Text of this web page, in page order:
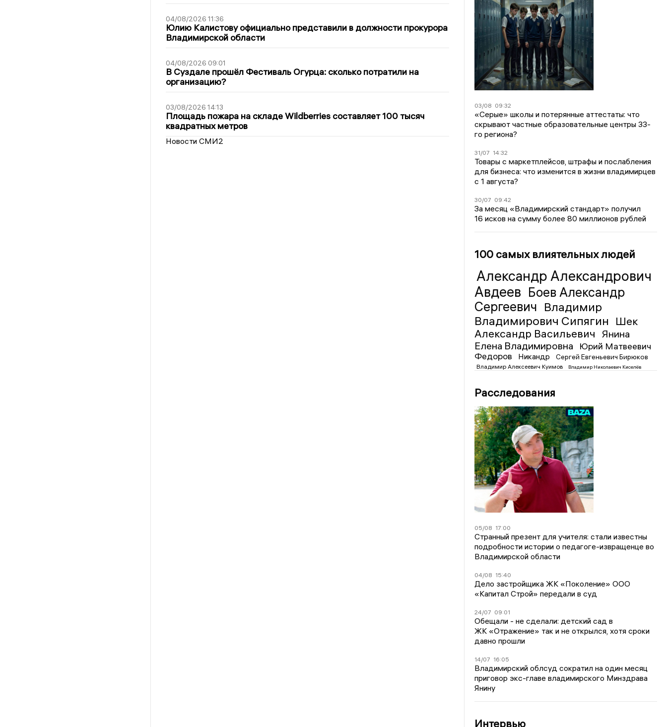
04/08/2026 11:36
Юлию Калистову официально представили в должности прокурора
Владимирской области
04/08/2026 09:01
В Суздале прошёл Фестиваль Огурца: сколько потратили на
организацию?
03/08/2026 14:13
Площадь пожара на складе Wildberries составляет 100 тысяч
квадратных метров
Новости СМИ2
03/08 09:32
«Серые» школы и потерянные аттестаты: что
скрывают частные образовательные центры 33-
го региона?
31/07 14:32
Товары с маркетплейсов, штрафы и послабления
для бизнеса: что изменится в жизни владимирцев
с 1 августа?
30/07 09:42
За месяц «Владимирский стандарт» получил
16 исков на сумму более 80 миллионов рублей
100 самых влиятельных людей
Александр Александрович
Авдеев Боев Александр
Сергеевич Владимир
Владимирович Сипягин Шек
Александр Васильевич
Янина
Елена Владимировна
Юрий Матвеевич
Федоров
Никандр Сергей Евгеньевич Бирюков
Владимир Алексеевич Куимов Владимир Николаевич Киселёв
Расследования
05/08 17:00
Странный презент для учителя: стали известны
подробности истории о педагоге-извращенце во
Владимирской области
04/08 15:40
Дело застройщика ЖК «Поколение» ООО
«Капитал Строй» передали в суд
24/07 09:01
Обещали - не сделали: детский сад в
ЖК «Отражение» так и не открылся, хотя сроки
давно прошли
14/07 16:05
Владимирский облсуд сократил на один месяц
приговор экс-главе владимирского Минздрава
Янину
Интервью